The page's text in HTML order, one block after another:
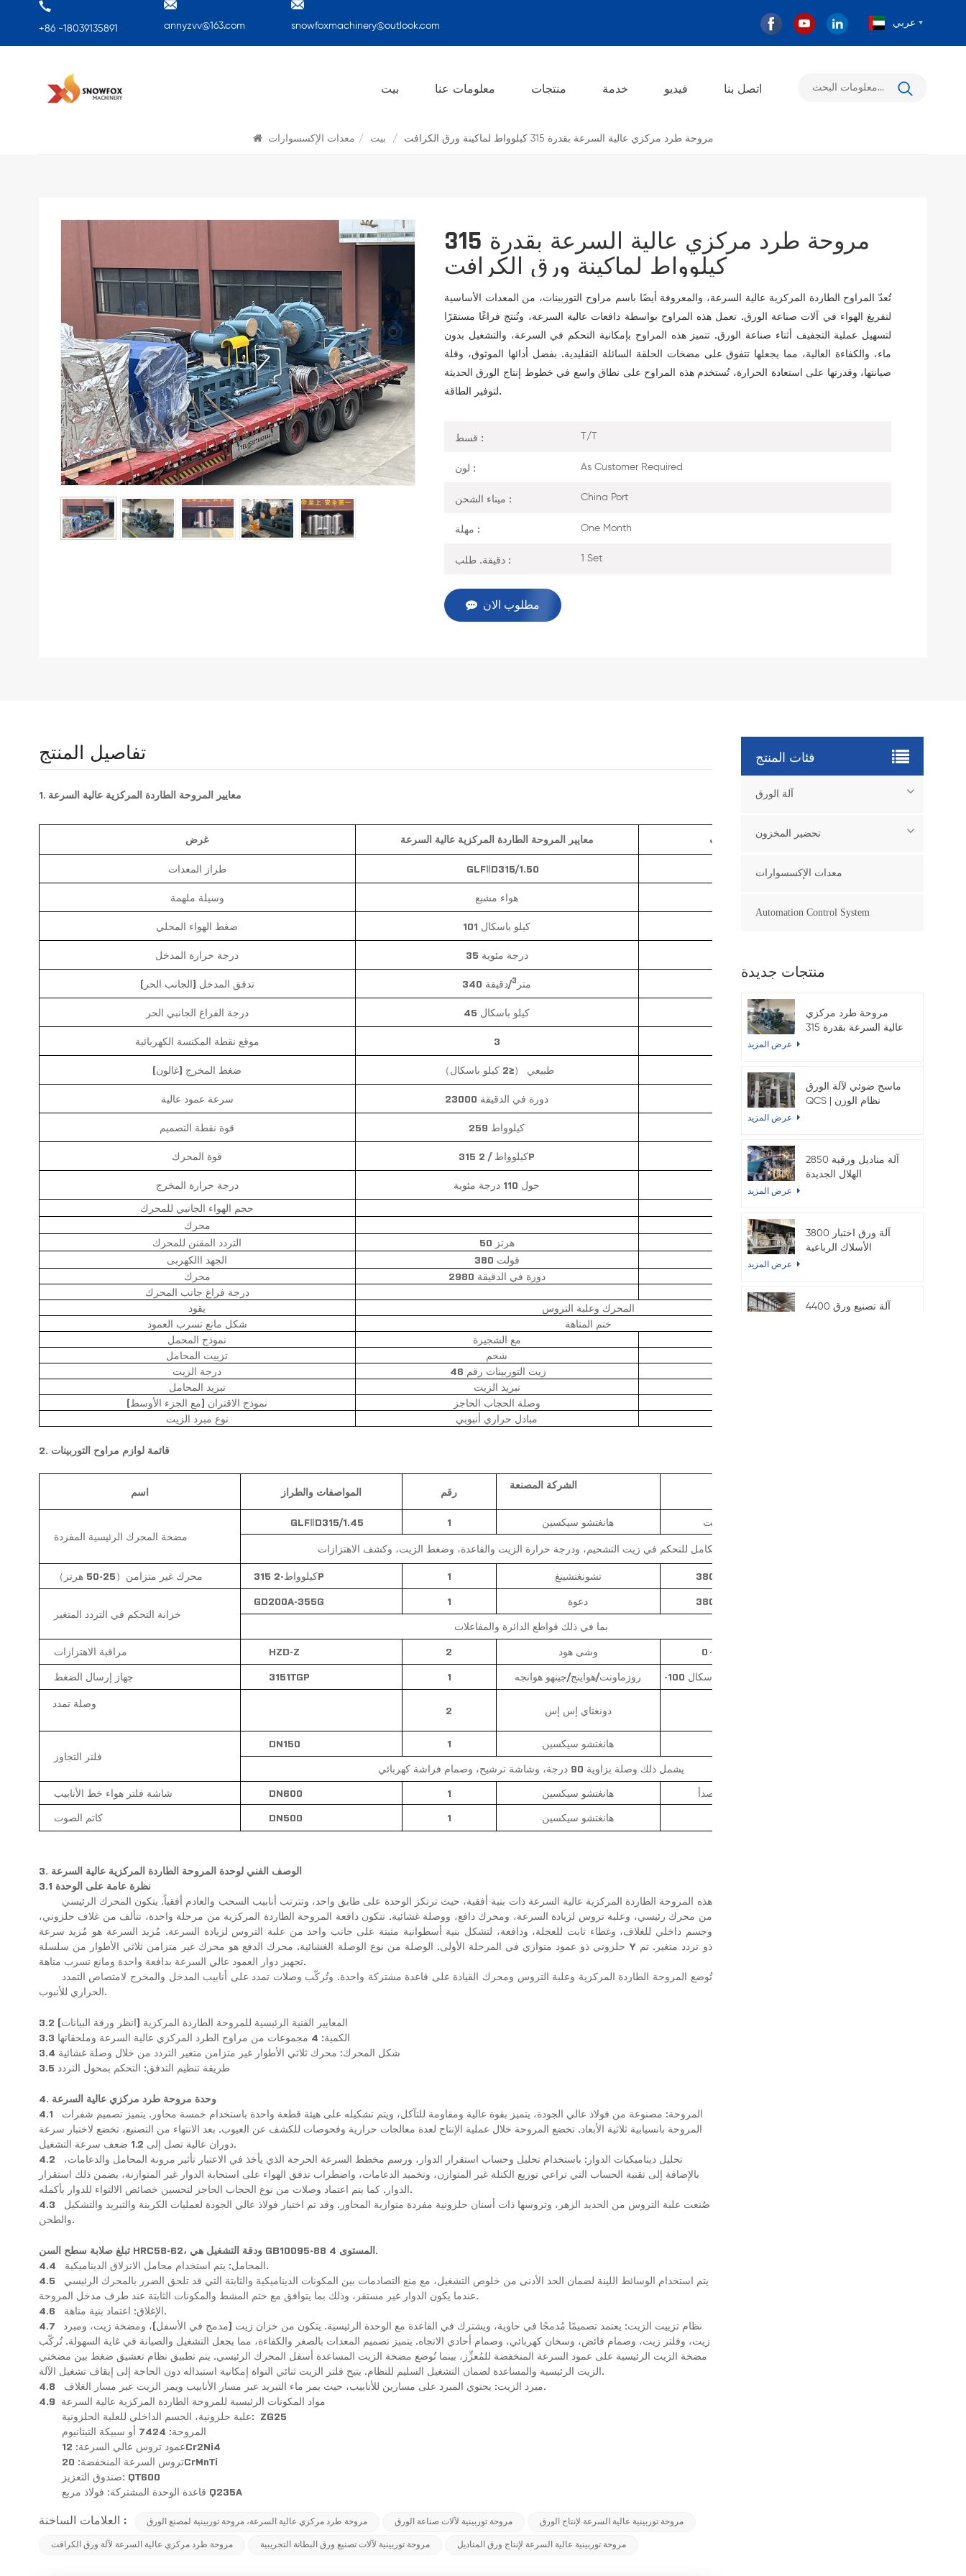
+86 -18039135891 annyzvv@163.com snowfoxmachinery@outlook.com عربي
بيت معلومات عنا منتجات خدمة فيديو اتصل بنا معدات الإكسسوارات
بيت / معدات الإكسسوارات / مروحة طرد مركزي عالية السرعة بقدرة 315 كيلوواط لماكينة ورق الكرافت
مروحة طرد مركزي عالية السرعة بقدرة 315
كيلوواط لماكينة ورق الكرافت
تُعدّ المراوح الطاردة المركزية عالية السرعة، والمعروفة أيضًا باسم مراوح التوربينات، من المعدات الأساسية
لتفريغ الهواء في آلات صناعة الورق. تعمل هذه المراوح بواسطة دافعات عالية السرعة، وتُنتج فراغًا مستقرًا
لتسهيل عملية التجفيف أثناء صناعة الورق. تتميز هذه المراوح بإمكانية التحكم في السرعة، والتشغيل بدون
ماء، والكفاءة العالية، مما يجعلها تتفوق على مضخات الحلقة السائلة التقليدية. بفضل أدائها الموثوق، وقلة
صيانتها، وقدرتها على استعادة الحرارة، تُستخدم هذه المراوح على نطاق واسع في خطوط إنتاج الورق الحديثة
لتوفير الطاقة.
قسط : T/T
لون : As Customer Required
ميناء الشحن : China Port
مهلة : One Month
دقيقة. طلب : 1 Set
مطلوب الان
تفاصيل المنتج
1. معايير المروحة الطاردة المركزية عالية السرعة
غرض معايير المروحة الطاردة المركزية عالية السرعة ملحوظات
طراز المعدات GLFⅡD315/1.50
وسيلة ملهمة هواء مشبع
ضغط الهواء المحلي 101 كيلو باسكال
درجة حرارة المدخل 35 درجة مئوية
(الجانب الحر) تدفق المدخل 340 متر 3/دقيقة
درجة الفراغ الجانبي الحر 45 كيلو باسكال
موقع نقطة المكنسة الكهربائية 3
ضغط المخرج (غالون) طبيعي （≤2 كيلو باسكال ）
سرعة عمود عالية 23000 دورة في الدقيقة
قوة نقطة التصميم 259 كيلوواط
قوة المحرك 315 كيلوواط / 2P
درجة حرارة المخرج حول 110 درجة مئوية
حجم الهواء الجانبي للمحرك
محرك
التردد المقنن للمحرك
50 هرتز
الجهد االكهربى
380 فولت
محرك
2980 دورة في الدقيقة
درجة فراغ جانب المحرك
يقود
المحرك وعلبة التروس
شكل مانع تسرب العمود
ختم المتاهة
نموذج المحمل
مع الشجيرة
تزييت المحامل
شحم
درجة الزيت
زيت التوربينات رقم 46
تبريد المحامل
تبريد الزيت
نموذج الاقتران (مع الجزء الأوسط)
وصلة الحجاب الحاجز
نوع مبرد الزيت
مبادل حراري أنبوبي
2. قائمة لوازم مراوح التوربينات
اسم المواصفات والطراز رقم
الشركة المصنعة
مضخة المحرك الرئيسية المفردة
GLFⅡD315/1.45 1 هانغتشو سيكسين مع مسامير التثبيت
نظام متكامل للتحكم في زيت التشحيم، ودرجة حرارة الزيت والقاعدة، وضغط الزيت، وكشف الاهتزازات
محرك غير متزامن （25-50 هرتز ） 315 كيلوواط-2P 1 تشونغتشينغ
خزانة التحكم في التردد المتغير
GD200A-355G 1 دعوة
بما في ذلك قواطع الدائرة والمفاعلات
مراقبة الاهتزازات
HZD-Z 2 وشى هود 0 ～
جهاز إرسال الضغط
3151TGP 1 روزماونت/هواينج/جينهو هوانجه
وصلة تمدد
2 دونغتاي إس إس
فلتر التجاوز
DN150 1
هانغتشو سيكسين
يشمل ذلك وصلة بزاوية 90 درجة، وشاشة ترشيح، وصمام فراشة كهربائي
شاشة فلتر هواء خط الأنابيب
DN600 1 هانغتشو سيكسين
الفولاذ المقاوم للصدأ
كاتم الصوت
DN500 1 هانغتشو سيكسين
3. الوصف الفني لوحدة المروحة الطاردة المركزية عالية السرعة
3.1 نظرة عامة على الوحدة
هذه المروحة الطاردة المركزية عالية السرعة ذات بنية أفقية، حيث ترتكز الوحدة على طابق واحد، وتترتب أنابيب السحب والعادم أفقياً. يتكون المحرك الرئيسي
من محرك رئيسي، وعلبة تروس لزيادة السرعة، ومحرك دافع، ووصلة غشائية. تتكون دافعة المروحة الطاردة المركزية من مرحلة واحدة، تتألف من غلاف حلزوني،
وجسم داخلي للغلاف، وغطاء ثابت للعجلة، ودافعة، لتشكل بنية أسطوانية مثبتة على جانب واحد من علبة التروس لزيادة السرعة. مُزيد السرعة هو مُزيد سرعة
حلزوني ذو عمود متوازي في المرحلة الأولى. الوصلة من نوع الوصلة الغشائية. محرك الدفع هو محرك غير متزامن ثلاثي الأطوار من سلسلة Y ذو تردد متغير. تم
تجهيز دوار العمود عالي السرعة بدافعة واحدة ومانع تسرب متاهة.
تُوضع المروحة الطاردة المركزية وعلبة التروس ومحرك القيادة على قاعدة مشتركة واحدة. وتُركّب وصلات تمدد على أنابيب المدخل والمخرج لامتصاص التمدد
3.2 المعايير الفنية الرئيسية للمروحة الطاردة المركزية (انظر ورقة البيانات)
3.3 الكمية: 4 مجموعات من مراوح الطرد المركزي عالية السرعة وملحقاتها
3.4 شكل المحرك: محرك ثلاثي الأطوار غير متزامن متغير التردد من خلال وصلة غشائية
3.5 طريقة تنظيم التدفق: التحكم بمحول التردد
4. وحدة مروحة طرد مركزي عالية السرعة
4.1
المروحة: مصنوعة من فولاذ عالي الجودة، يتميز بقوة عالية ومقاومة للتآكل، ويتم تشكيله على هيئة قطعة واحدة باستخدام خمسة محاور. يتميز تصميم شفرات
المروحة بانسيابية ثلاثية الأبعاد. تخضع المروحة خلال عملية الإنتاج لعدة معالجات حرارية وفحوصات للكشف عن العيوب. بعد الانتهاء من التصنيع، تخضع لاختبار سرعة
دوران عالية تصل إلى 1.2 ضعف سرعة التشغيل.
4.2
تحليل ديناميكيات الدوار: باستخدام تحليل وحساب استقرار الدوار، ورسم مخطط السرعة الحرجة الذي يأخذ في الاعتبار تأثير مرونة المحامل والدعامات،
بالإضافة إلى تقنية الحساب التي تراعي توزيع الكتلة غير المتوازن، وتخميد الدعامات، واضطراب تدفق الهواء على استجابة الدوار غير المتوازنة، يضمن ذلك استقرار
4.3
صُنعت علبة التروس من الحديد الزهر، وتروسها ذات أسنان حلزونية مفردة متوازية المحاور. وقد تم اختيار فولاذ عالي الجودة لعمليات الكربنة والتبريد والتشكيل
4.4
4.5
يتم استخدام الوسائط اللينة لضمان الحد الأدنى من خلوص التشغيل، مع منع التصادمات بين المكونات الديناميكية والثابتة التي قد تلحق الضرر بالمحرك الرئيسي
4.6
4.7
نظام تزييت الزيت: يعتمد تصميمًا مُدمجًا في حاوية، ويشترك في القاعدة مع الوحدة الرئيسية. يتكون من خزان زيت (مدمج في الأسفل)، ومضخة زيت، ومبرد
زيت، وفلتر زيت، وصمام فائض، وسخان كهربائي، وصمام أحادي الاتجاه. يتميز تصميم المعدات بالصغر والكفاءة، مما يجعل التشغيل والصيانة في غاية السهولة. تُركّب
مضخة الزيت الرئيسية على عمود السرعة المنخفضة للمُعزِّز، بينما تُوضع مضخة الزيت المساعدة أسفل المحرك الرئيسي. يتم تطبيق نظام تعشيق ضغط بين مضختي
4.8
4.9 مواد المكونات الرئيسية للمروحة الطاردة المركزية عالية السرعة
علبة حلزونية، الجسم الداخلي للعلبة الحلزونية: ZG25
المروحة: 7424 أو سبيكة التيتانيوم
عمود تروس عالي السرعة: 12Cr2Ni4
تروس السرعة المنخفضة: 20CrMnTi
صندوق التعزيز: QT600
قاعدة الوحدة المشتركة: فولاذ مربع Q235A
العلامات الساخنة : مروحة طرد مركزي عالية السرعة، مروحة توربينية لمصنع الورق مروحة توربينية لآلات صناعة الورق مروحة توربينية عالية السرعة لإنتاج الورق
مروحة طرد مركزي عالية السرعة لآلة ورق الكرافت مروحة توربينية لآلات تصنيع ورق البطانة التجريبية مروحة توربينية عالية السرعة لإنتاج ورق المناديل
فئات المنتج
آلة الورق
تحضير المخزون
معدات الإكسسوارات
Automation Control System
منتجات جديدة
مروحة طرد مركزي
عالية السرعة بقدرة 315
ماسح ضوئي لآلة الورق
QCS | نظام الوزن
2850 آلة مناديل ورقية
الهلال الجديدة
3800 آلة ورق اختبار
الأسلاك الرباعية
4400 آلة تصنيع ورق